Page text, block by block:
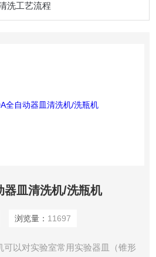
洗工艺流程
器皿清洗机/洗瓶机
浏览量： 11697
可以对实验室常用实验器皿（锥形